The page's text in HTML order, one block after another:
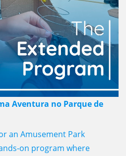
Aventura no Parque de
an Amusement Park
on program where